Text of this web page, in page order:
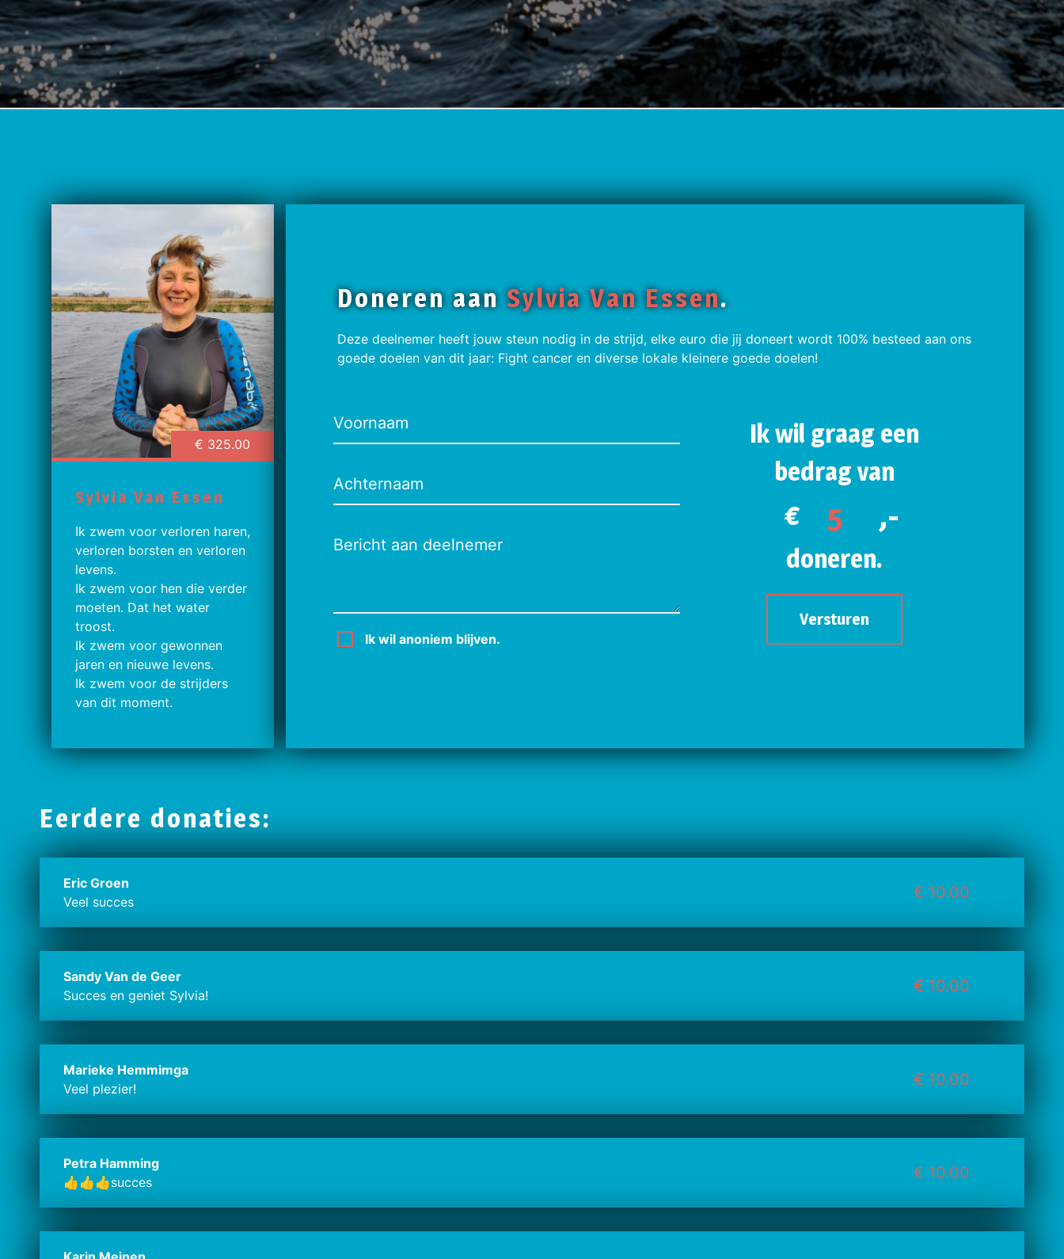
€ 325.00
Sylvia Van Essen
Ik zwem voor verloren haren,
verloren borsten en verloren
levens.
Ik zwem voor hen die verder
moeten. Dat het water
troost.
Ik zwem voor gewonnen
jaren en nieuwe levens.
Ik zwem voor de strijders
van dit moment.
Doneren aanSylvia Van Essen.
Deze deelnemer heeft jouw steun nodig in de strijd, elke euro die jij doneert wordt 100% besteed aan ons
goede doelen van dit jaar: Fight cancer en diverse lokale kleinere goede doelen!
Voornaam
Achternaam
Bericht aan deelnemer
Ik wil anoniem blijven.
Ik wil graag een
bedrag van
€ ,-
doneren.
Versturen
Eerdere donaties:
Eric Groen
Veel succes
€ 10.00
Sandy Van de Geer
Succes en geniet Sylvia!
€ 10.00
Marieke Hemmimga
Veel plezier!
€ 10.00
Petra Hamming
👍👍👍succes
€ 10.00